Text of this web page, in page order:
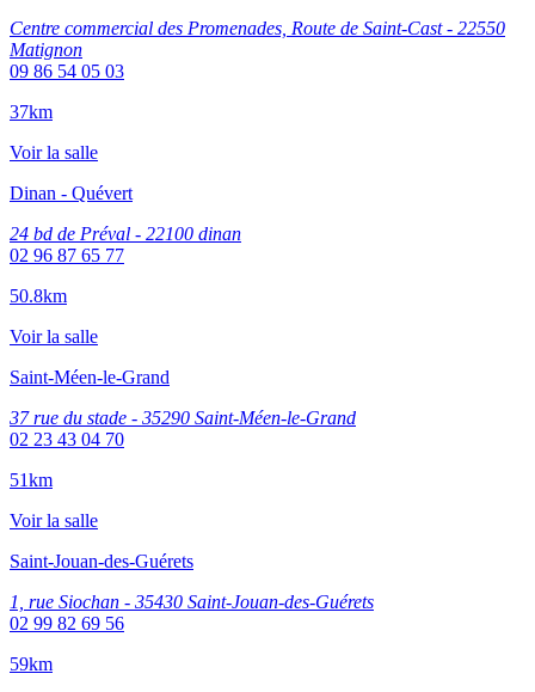
Centre commercial des Promenades, Route de Saint-Cast - 22550
Matignon
09 86 54 05 03
37km
Voir la salle
Dinan - Quévert
24 bd de Préval - 22100 dinan
02 96 87 65 77
50.8km
Voir la salle
Saint-Méen-le-Grand
37 rue du stade - 35290 Saint-Méen-le-Grand
02 23 43 04 70
51km
Voir la salle
Saint-Jouan-des-Guérets
1, rue Siochan - 35430 Saint-Jouan-des-Guérets
02 99 82 69 56
59km